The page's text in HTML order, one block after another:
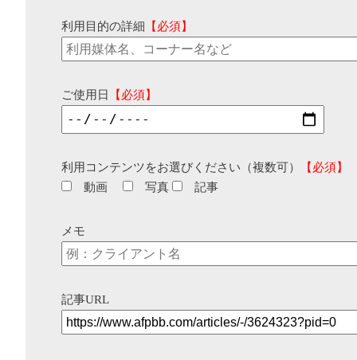
利用目的の詳細 【必須】
ご使用日 【必須】
利用コンテンツをお選びください（複数可）
【必須】
動画
写真 記事
メモ
記事URL